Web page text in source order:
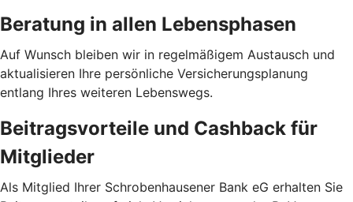
Beratung in allen Lebensphasen
Auf Wunsch bleiben wir in regelmäßigem Austausch und
aktualisieren Ihre persönliche Versicherungsplanung
entlang Ihres weiteren Lebenswegs.
Beitragsvorteile und Cashback für
Mitglieder
Als Mitglied Ihrer Schrobenhausener Bank eG erhalten Sie